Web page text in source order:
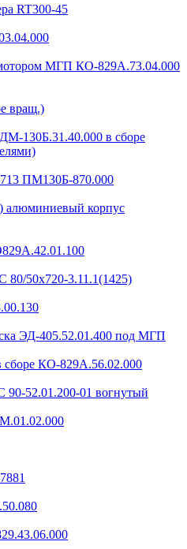
RT300-45
МГП КО-829А.73.04.000
вращ.)
130Б.31.40.000 в сборе
ПМ130Б-870.000
алюминиевый корпус
50х720-3.11.1(1425)
ЭД-405.52.01.400 под МГП
КО-829А.56.02.000
90-52.01.200-01 вогнутый